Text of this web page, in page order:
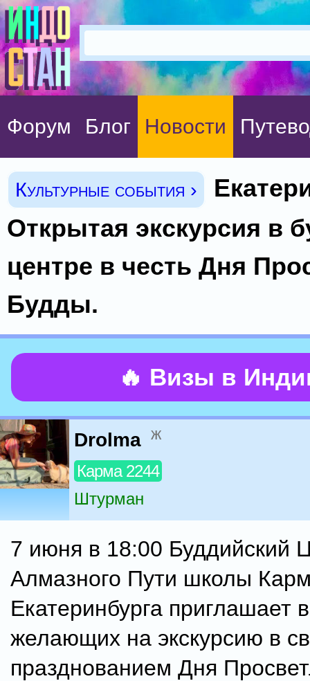
Форум Блог Новости
Культурные события ›
Открытая экскурсия в
центре в честь Дня
Будды.
🔥 Визы в
Drolma ж
Карма 2244
Штурман
7 июня в 18:00 Буддийский
Алмазного Пути школы
Екатеринбурга приглашает
желающих на экскурсию в
празднованием Дня